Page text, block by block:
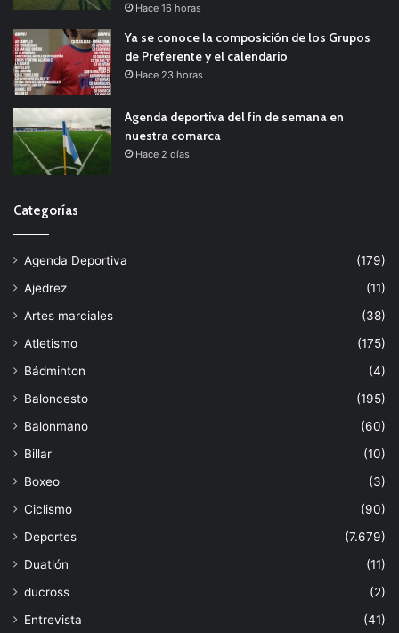
Hace 16 horas
Ya se conoce la composición de los Grupos
de Preferente y el calendario
Hace 23 horas
Agenda deportiva del fin de semana en
nuestra comarca
Hace 2 días
Categorías
Agenda Deportiva
(179)
Ajedrez
(11)
Artes marciales
(38)
Atletismo
(175)
Bádminton
(4)
Baloncesto
(195)
Balonmano
(60)
Billar
(10)
Boxeo
(3)
Ciclismo
(90)
Deportes
(7.679)
Duatlón
(11)
ducross
(2)
Entrevista
(41)